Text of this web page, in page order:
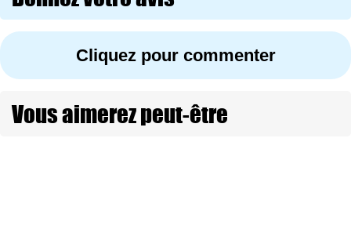
Cliquez pour commenter
Vous aimerez peut-être